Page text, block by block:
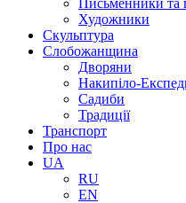
Письменники та
Художники
Скульптура
Слобожанщина
Дворяни
Накипіло-
Садиби
Традиції
Транспорт
Про нас
UA
RU
EN